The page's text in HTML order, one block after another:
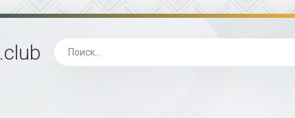
.club